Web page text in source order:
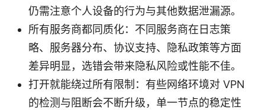
仍需注意个人设备的行为与其他数据泄漏源。
所有服务商都同质化：不同服务商在日志策
略、服务器分布、协议支持、隐私政策等方面
差异明显，选错会带来隐私风险或性能不佳。
打开就能绕过所有限制：有些网络环境对 VPN
的检测与阻断会不断升级，单一节点的稳定性